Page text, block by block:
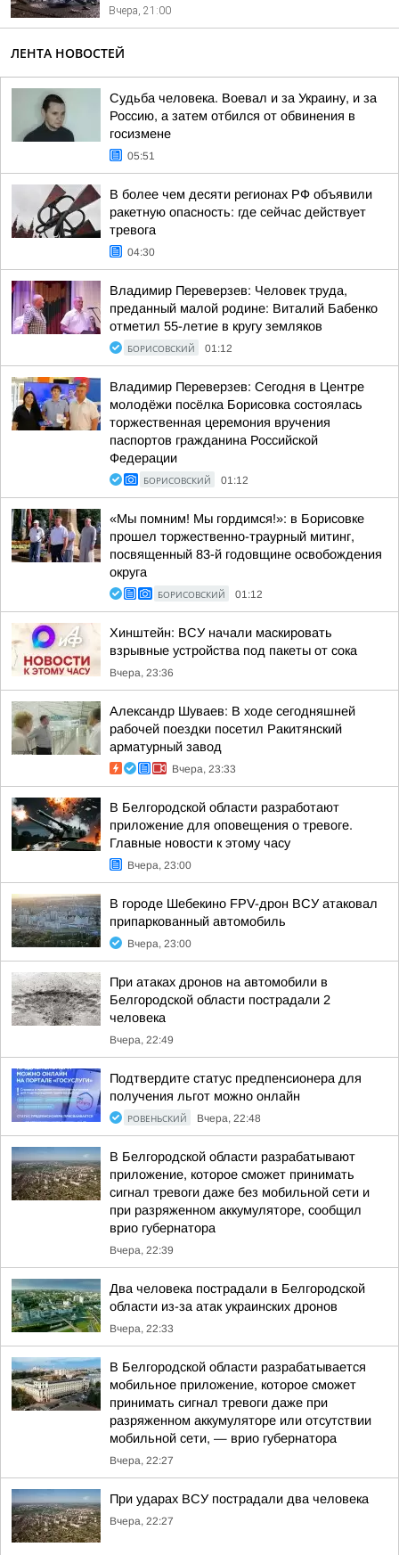
Вчера, 21:00
ЛЕНТА НОВОСТЕЙ
Судьба человека. Воевал и за Украину, и за
Россию, а затем отбился от обвинения в
госизмене
05:51
В более чем десяти регионах РФ объявили
ракетную опасность: где сейчас действует
тревога
04:30
Владимир Переверзев: Человек труда,
преданный малой родине: Виталий Бабенко
отметил 55-летие в кругу земляков
БОРИСОВСКИЙ 01:12
Владимир Переверзев: Сегодня в Центре
молодёжи посёлка Борисовка состоялась
торжественная церемония вручения
паспортов гражданина Российской
Федерации
БОРИСОВСКИЙ 01:12
«Мы помним! Мы гордимся!»: в Борисовке
прошел торжественно-траурный митинг,
посвященный 83-й годовщине освобождения
округа
БОРИСОВСКИЙ 01:12
Хинштейн: ВСУ начали маскировать
взрывные устройства под пакеты от сока
Вчера, 23:36
Александр Шуваев: В ходе сегодняшней
рабочей поездки посетил Ракитянский
арматурный завод
Вчера, 23:33
В Белгородской области разработают
приложение для оповещения о тревоге.
Главные новости к этому часу
Вчера, 23:00
В городе Шебекино FPV-дрон ВСУ атаковал
припаркованный автомобиль
Вчера, 23:00
При атаках дронов на автомобили в
Белгородской области пострадали 2
человека
Вчера, 22:49
Подтвердите статус предпенсионера для
получения льгот можно онлайн
РОВЕНЬСКИЙ Вчера, 22:48
В Белгородской области разрабатывают
приложение, которое сможет принимать
сигнал тревоги даже без мобильной сети и
при разряженном аккумуляторе, сообщил
врио губернатора
Вчера, 22:39
Два человека пострадали в Белгородской
области из-за атак украинских дронов
Вчера, 22:33
В Белгородской области разрабатывается
мобильное приложение, которое сможет
принимать сигнал тревоги даже при
разряженном аккумуляторе или отсутствии
мобильной сети, — врио губернатора
Вчера, 22:27
При ударах ВСУ пострадали два человека
Вчера, 22:27